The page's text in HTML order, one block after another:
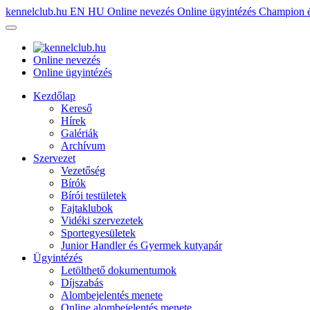
kennelclub.hu EN HU Online nevezés Online ügyintézés Champion
Online nevezés
Online ügyintézés
Kezdőlap
Kereső
Hírek
Galériák
Archívum
Szervezet
Vezetőség
Bírók
Bírói testületek
Fajtaklubok
Vidéki szervezetek
Sportegyesületek
Junior Handler és Gyermek kutyapár
Ügyintézés
Letölthető dokumentumok
Díjszabás
Alombejelentés menete
Online alombejelentés menete